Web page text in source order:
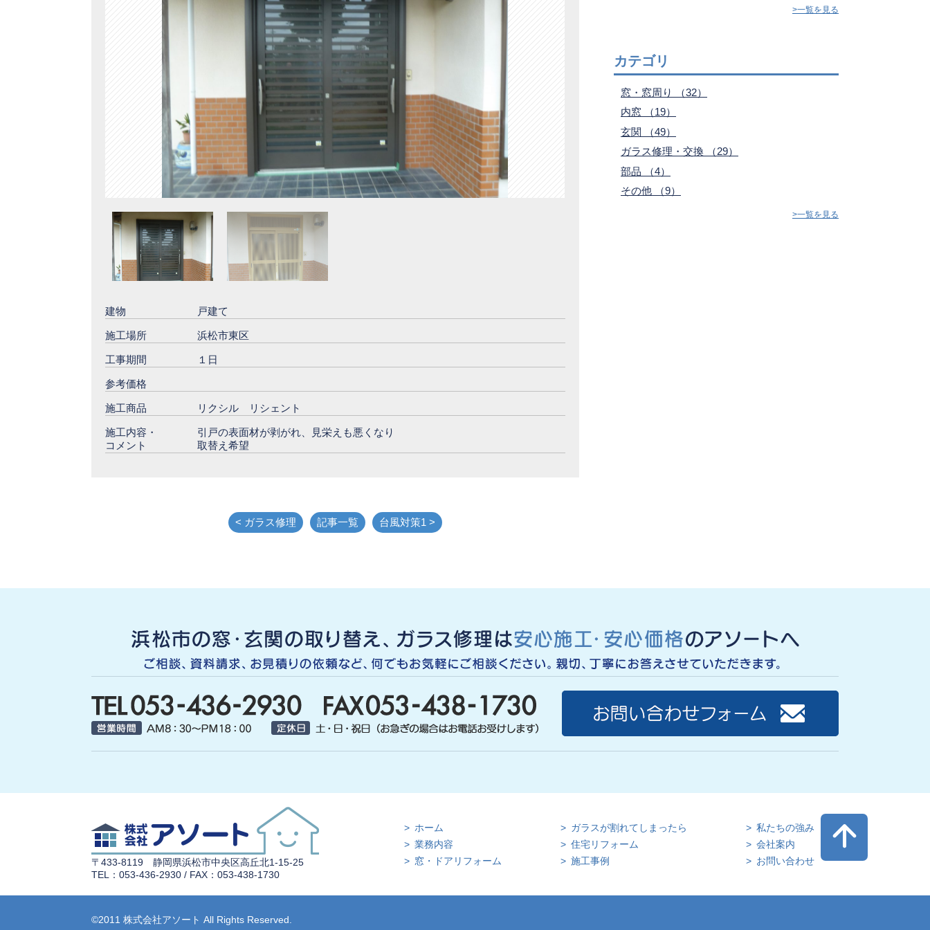
建物 戸建て
施工場所 浜松市東区
工事期間 １日
参考価格
施工商品 リクシル リシェント
施工内容・
コメント
引戸の表面材が剥がれ、見栄えも悪くなり
取替え希望
< ガラス修理 記事一覧 台風対策1 >
>一覧を見る
カテゴリ
窓・窓周り （32）
内窓 （19）
玄関 （49）
ガラス修理・交換 （29）
部品 （4）
その他 （9）
>一覧を見る
〒433-8119 静岡県浜松市中央区高丘北1-15-25
TEL：053-436-2930 / FAX：053-438-1730
ホーム
業務内容
窓・ドアリフォーム
ガラスが割れてしまったら
住宅リフォーム
施工事例
私たちの強み
会社案内
お問い合わせ
©2011 株式会社アソート All Rights Reserved.